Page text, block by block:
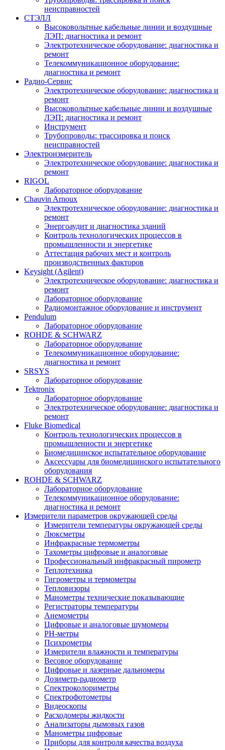
неисправностей
СТЭЛЛ
Высоковольтные кабельные линии и воздушные
ЛЭП: диагностика и ремонт
Электротехническое оборудование: диагностика и
ремонт
Телекоммуникационное оборудование:
диагностика и ремонт
Радио-Cервис
Электротехническое оборудование: диагностика и
ремонт
Высоковольтные кабельные линии и воздушные
ЛЭП: диагностика и ремонт
Инструмент
Трубопроводы: трассировка и поиск
неисправностей
Электроизмеритель
Электротехническое оборудование: диагностика и
ремонт
RIGOL
Лабораторное оборудование
Chauvin Arnoux
Электротехническое оборудование: диагностика и
ремонт
Энергоаудит и диагностика зданий
Контроль технологических процессов в
промышленности и энергетике
Аттестация рабочих мест и контроль
производственных факторов
Keysight (Agilent)
Электротехническое оборудование: диагностика и
ремонт
Лабораторное оборудование
Радиомонтажное оборудование и инструмент
Pendulum
Лабораторное оборудование
ROHDE & SCHWARZ
Лабораторное оборудование
Телекоммуникационное оборудование:
диагностика и ремонт
SRSYS
Лабораторное оборудование
Tektronix
Лабораторное оборудование
Электротехническое оборудование: диагностика и
ремонт
Fluke Biomedical
Контроль технологических процессов в
промышленности и энергетике
Биомедицинское испытательное оборудование
Аксессуары для биомедицинского испытательного
оборудования
ROHDE & SCHWARZ
Лабораторное оборудование
Телекоммуникационное оборудование:
диагностика и ремонт
Измерители параметров окружающей среды
Измерители температуры окружающей среды
Люксметры
Инфракрасные термометры
Тахометры цифровые и аналоговые
Профессиональный инфракрасный пирометр
Теплотехника
Гигрометры и термометры
Тепловизоры
Манометры технические показывающие
Регистраторы температуры
Анемометры
Цифровые и аналоговые шумомеры
PH-метры
Психрометры
Измерители влажности и температуры
Весовое оборудование
Цифровые и лазерные дальномеры
Дозиметр-радиометр
Спектроколориметры
Спектрофотометры
Видеоскопы
Расходомеры жидкости
Анализаторы дымовых газов
Манометры цифровые
Приборы для контроля качества воздуха